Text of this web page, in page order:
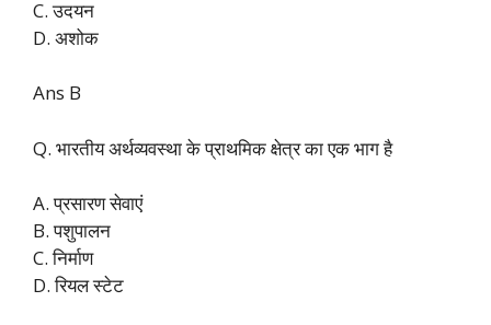
C. उदयन
D. अशोक
Ans B
Q. भारतीय अर्थव्यवस्था के प्राथमिक क्षेत्र का एक भाग है
A. प्रसारण सेवाएं
B. पशुपालन
C. निर्माण
D. रियल स्टेट